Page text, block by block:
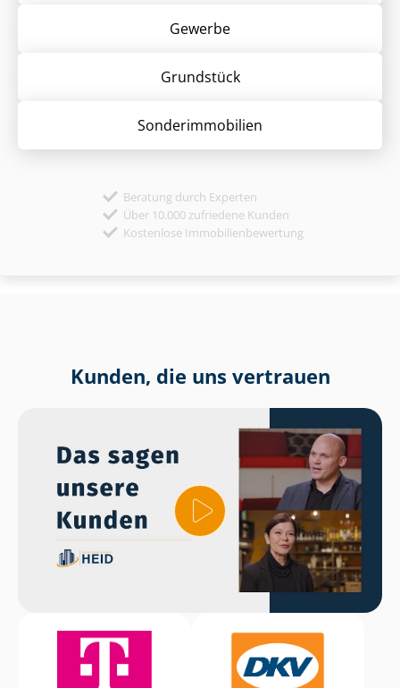
Gewerbe
Grund­stück
Sonder­immobilien
Beratung durch Experten
Über 10.000 zufriedene Kunden
Kostenlose Immobilienbewertung
Kunden, die uns vertrauen